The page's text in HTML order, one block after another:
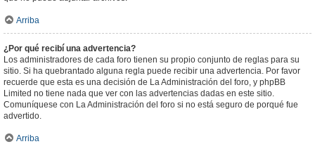
Arriba
¿Por qué recibí una advertencia?
Los administradores de cada foro tienen su propio conjunto de reglas para su
sitio. Si ha quebrantado alguna regla puede recibir una advertencia. Por favor
recuerde que esta es una decisión de La Administración del foro, y phpBB
Limited no tiene nada que ver con las advertencias dadas en este sitio.
Comuníquese con La Administración del foro si no está seguro de porqué fue
advertido.
Arriba